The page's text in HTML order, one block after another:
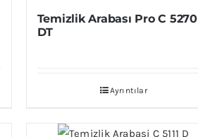
Temizlik Arabası Pro C 5270
DT
Ayrıntılar